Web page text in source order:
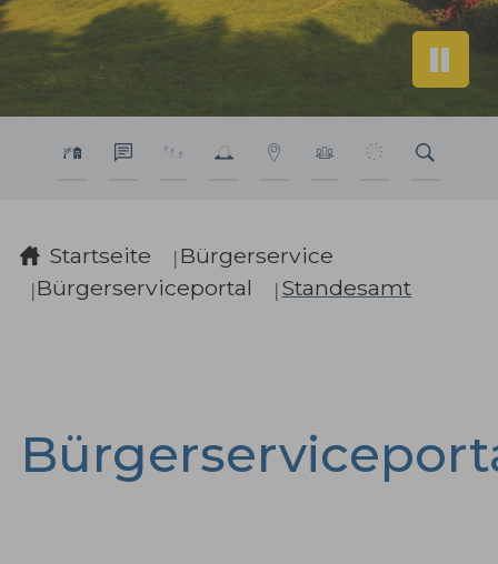
Startseite
Bürgerservice
Bürgerserviceportal
Standesamt